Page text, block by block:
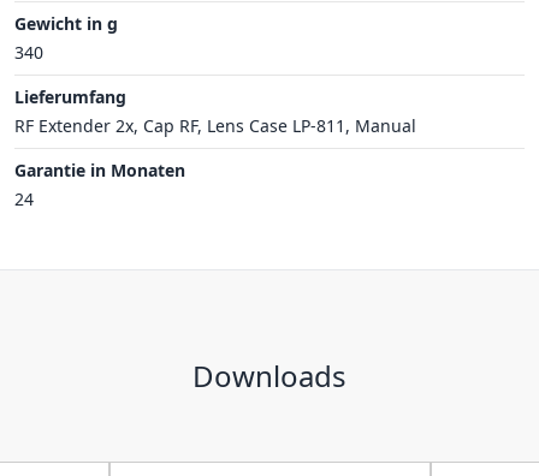
Gewicht in g
340
Lieferumfang
RF Extender 2x, Cap RF, Lens Case LP-811, Manual
Garantie in Monaten
24
Downloads